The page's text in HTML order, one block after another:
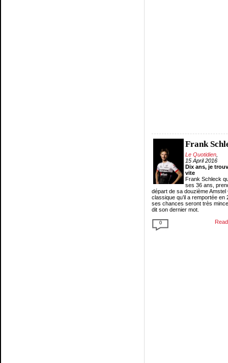
Frank
Le Quotidien
15 April 2016
Dix ans, je
vite
Frank Schleck
ses 36 ans,
départ de sa douzième Amstel
classique qu’il a remportée en
ses chances seront très
dit son dernier mot.
0